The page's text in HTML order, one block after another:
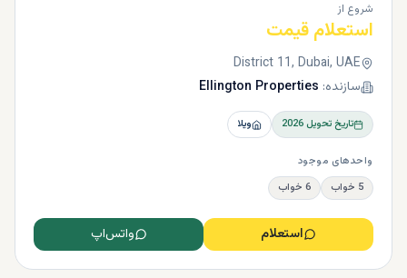
شروع از
استعلام قیمت
District 11, Dubai, UAE
سازنده: Ellington Properties
تاریخ تحویل2026 ویلا
واحدهای موجود
5 خواب
6 خواب
استعلام واتس‌اپ